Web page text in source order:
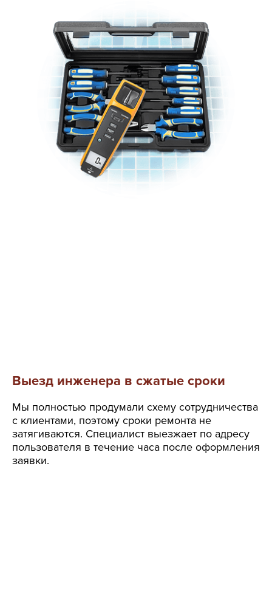
Выезд инженера в сжатые сроки
Мы полностью продумали схему сотрудничества
с клиентами, поэтому сроки ремонта не
затягиваются. Специалист выезжает по адресу
пользователя в течение часа после оформления
заявки.